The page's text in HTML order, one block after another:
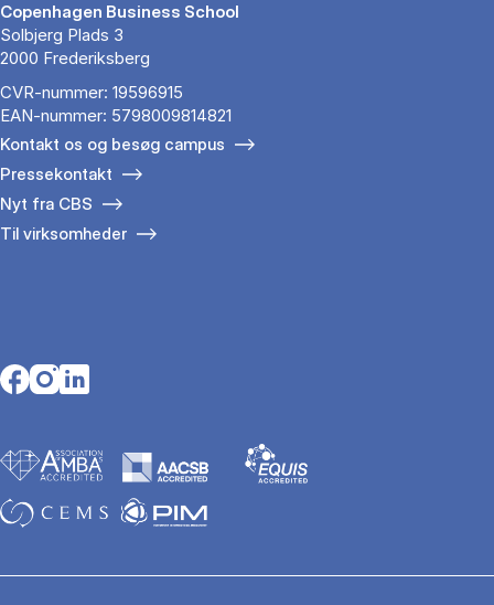
Copenhagen Business School
Solbjerg Plads 3
2000 Frederiksberg
CVR-nummer: 19596915
EAN-nummer: 5798009814821
Kontakt os og besøg campus
Pressekontakt
Nyt fra CBS
Til virksomheder
Opens in a new tab
Opens in a new tab
Opens in a new tab